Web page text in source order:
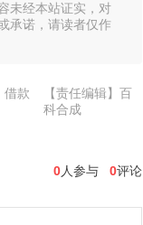
未经本站证实，对
承诺，请读者仅作
借款
【责任编辑】百
科合成
0人参与 0评论